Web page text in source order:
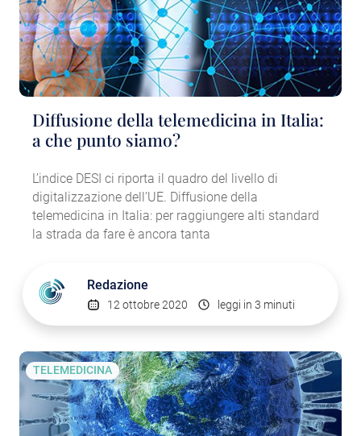
Diffusione della telemedicina in Italia:
a che punto siamo?
L’indice DESI ci riporta il quadro del livello di
digitalizzazione dell’UE. Diffusione della
telemedicina in Italia: per raggiungere alti standard
la strada da fare è ancora tanta
Redazione
12 ottobre 2020 leggi in 3 minuti
TELEMEDICINA